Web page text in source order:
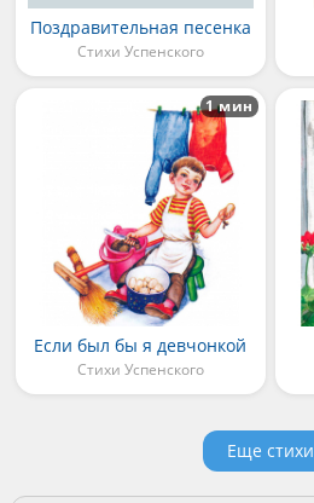
Поздравительная песенка
Стихи Успенского
Если был бы я девчонкой
Стихи Успенского
1 мин
Еще стихи